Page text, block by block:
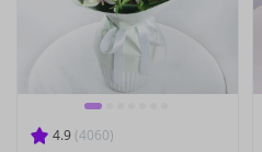
4.9 (4060)